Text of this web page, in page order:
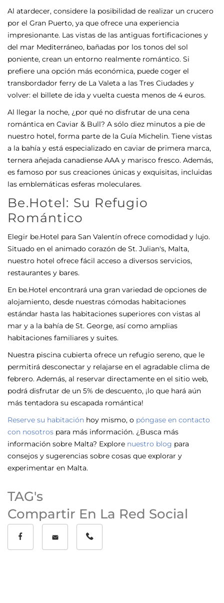
Al atardecer, considere la posibilidad de realizar un crucero
por el Gran Puerto, ya que ofrece una experiencia
impresionante. Las vistas de las antiguas fortificaciones y
del mar Mediterráneo, bañadas por los tonos del sol
poniente, crean un entorno realmente romántico. Si
prefiere una opción más económica, puede coger el
transbordador ferry de La Valeta a las Tres Ciudades y
volver: el billete de ida y vuelta cuesta menos de 4 euros.
Al llegar la noche, ¿por qué no disfrutar de una cena
romántica en Caviar & Bull? A sólo diez minutos a pie de
nuestro hotel, forma parte de la Guía Michelin. Tiene vistas
a la bahía y está especializado en caviar de primera marca,
ternera añejada canadiense AAA y marisco fresco. Además,
es famoso por sus creaciones únicas y exquisitas, incluidas
las emblemáticas esferas moleculares.
Be.Hotel: Su Refugio
Romántico
Elegir be.Hotel para San Valentín ofrece comodidad y lujo.
Situado en el animado corazón de St. Julian's, Malta,
nuestro hotel ofrece fácil acceso a diversos servicios,
restaurantes y bares.
En be.Hotel encontrará una gran variedad de opciones de
alojamiento, desde nuestras cómodas habitaciones
estándar hasta las habitaciones superiores con vistas al
mar y a la bahía de St. George, así como amplias
habitaciones familiares y suites.
Nuestra piscina cubierta ofrece un refugio sereno, que le
permitirá desconectar y relajarse en el agradable clima de
febrero. Además, al reservar directamente en el sitio web,
podrá disfrutar de un 5% de descuento, ¡lo que hará aún
más tentadora su escapada romántica!
Reserve su habitación hoy mismo, o póngase en contacto
con nosotros para más información. ¿Busca más
información sobre Malta? Explore nuestro blog para
consejos y sugerencias sobre cosas que explorar y
experimentar en Malta.
TAG's
Compartir En La Red Social